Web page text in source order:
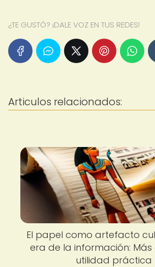
¿TE GUSTÓ? ¡DALE VOZ EN TUS REDES!
Articulos relacionados:
El papel como artefacto
era de la información:
utilidad práctica